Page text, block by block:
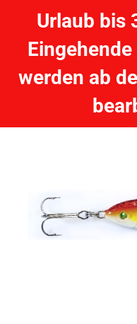
Urlaub
werden ab
DEGA Pilker Der Kieler